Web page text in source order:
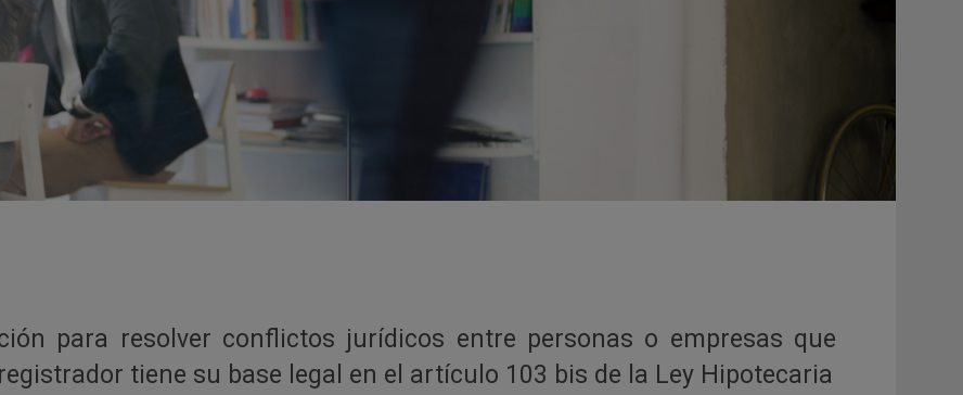
para resolver conflictos jurídicos entre personas o empresas que
tiene su base legal en el artículo 103 bis de la Ley Hipotecaria